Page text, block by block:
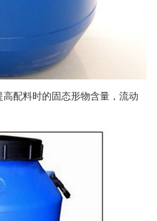
配料时的固态形物含量，流动